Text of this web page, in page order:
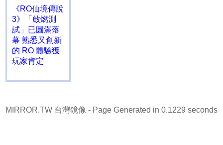
《RO仙境傳說
3》「啟燃測
試」已圓滿落
幕 熟悉又創新
的 RO 體驗獲
玩家肯定
MIRROR.TW 台灣鏡像 - Page Generated in 0.1229 seconds